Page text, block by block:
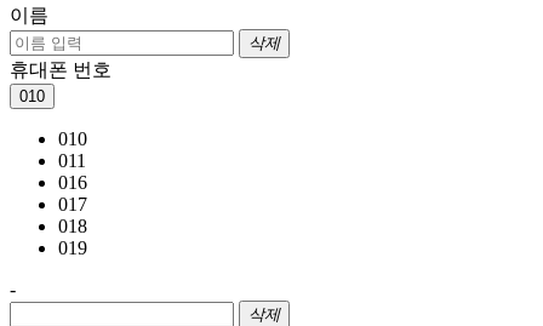
이름
삭제
휴대폰 번호
010
010
011
016
017
018
019
-
삭제